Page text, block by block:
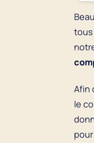
tous
Afin
le